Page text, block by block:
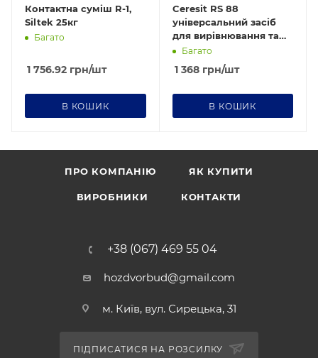
Контактна суміш R-1,
Siltek 25кг
Багато
1 756.92 грн/шт
В КОШИК
Ceresit RS 88
універсальний засіб
для вирівнювання та
Багато
1 368грн/шт
В КОШИК
ПРО КОМПАНІЮ ЯК КУПИТИ
ВИРОБНИКИ КОНТАКТИ
+38 (067) 469 55 04
hozdvorbud@gmail.com
м. Київ, вул. Сирецька, 31
ПІДПИСАТИСЯ НА РОЗСИЛКУ